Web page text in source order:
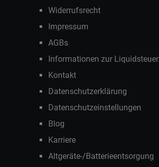
Widerrufsrecht
Impressum
AGBs
Informationen zur Liquidsteuer
Kontakt
Datenschutzerklärung
Datenschutzeinstellungen
Blog
Karriere
Altgeräte-/Batterieentsorgung